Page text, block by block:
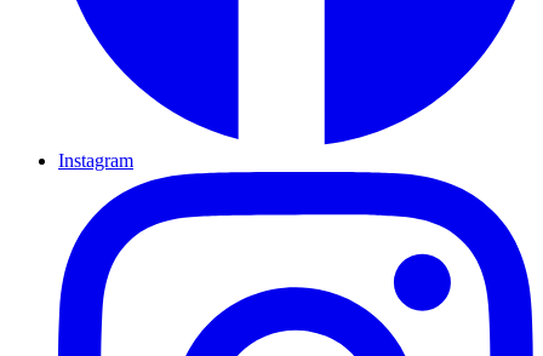
Instagram